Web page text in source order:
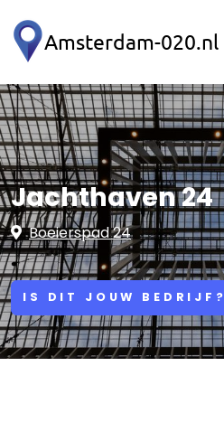
Jachthaven 24
Boeierspad 24
IS DIT JOUW BEDRIJF?